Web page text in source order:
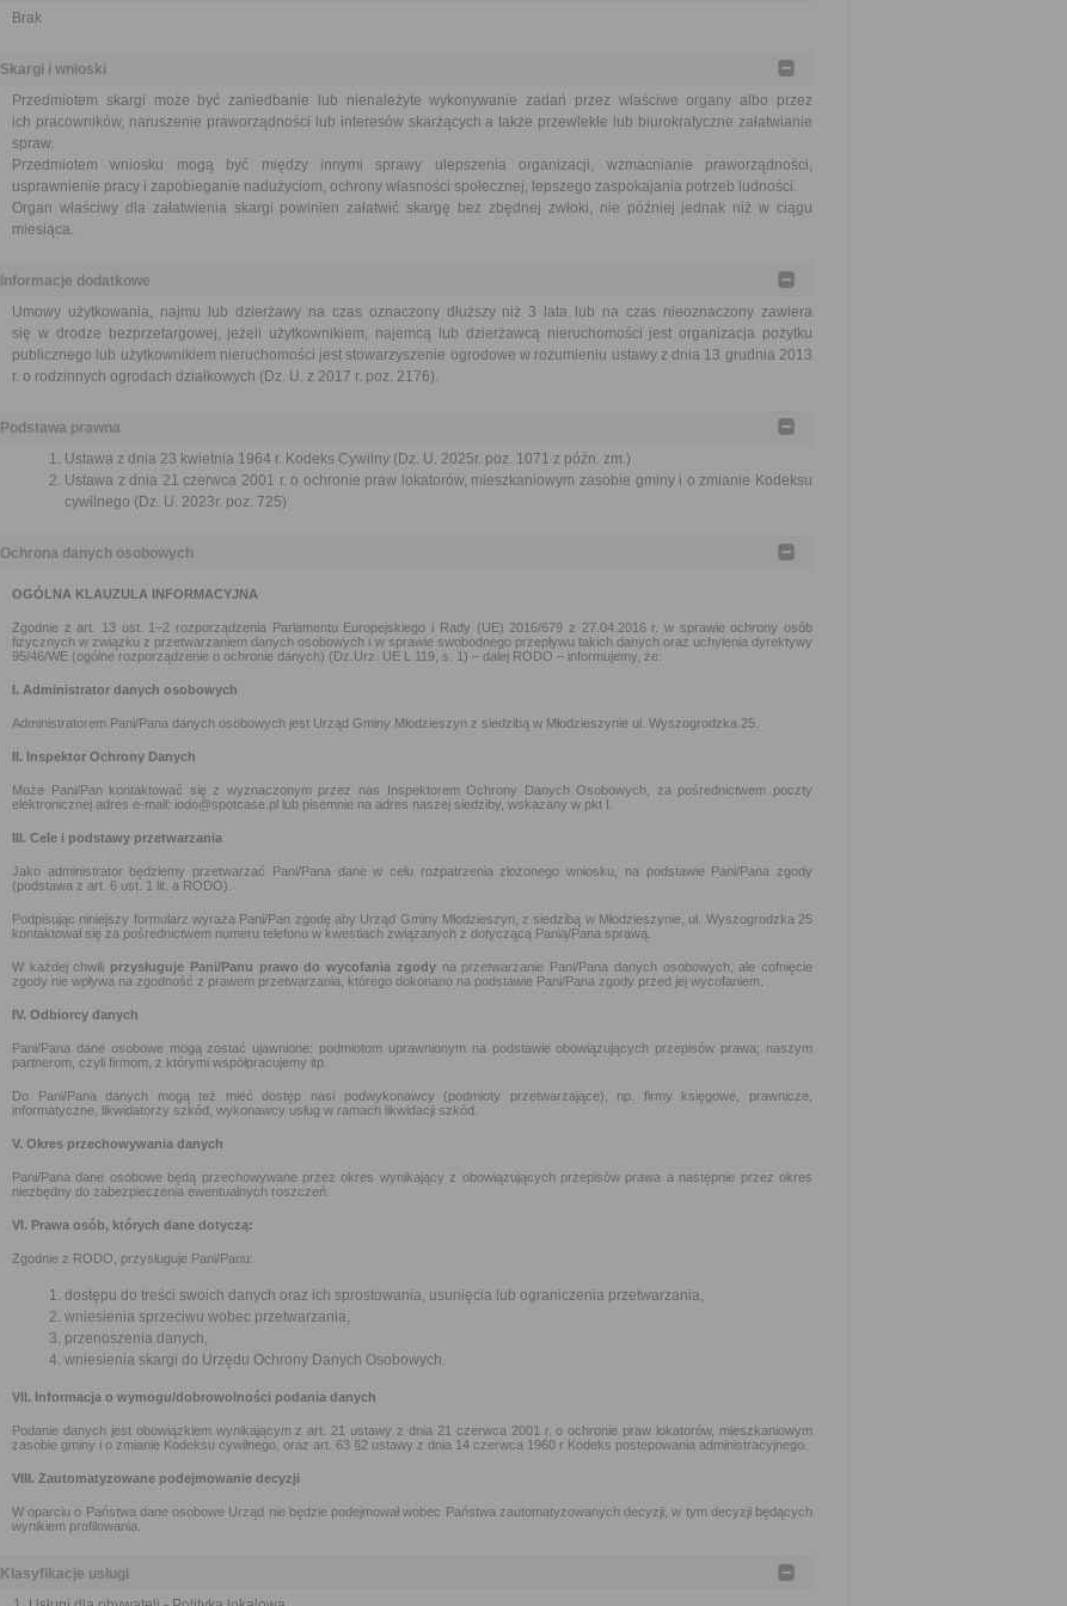
Brak
Skargi i wnioski
Przedmiotem skargi może być zaniedbanie lub nienależyte wykonywanie zadań przez właściwe organy albo przez
ich pracowników, naruszenie praworządności lub interesów skarżących a także przewlekłe lub biurokratyczne załatwianie
spraw.
Przedmiotem wniosku mogą być między innymi sprawy ulepszenia organizacji, wzmacnianie praworządności,
usprawnienie pracy i zapobieganie nadużyciom, ochrony własności społecznej, lepszego zaspokajania potrzeb ludności.
Organ właściwy dla załatwienia skargi powinien załatwić skargę bez zbędnej zwłoki, nie później jednak niż w ciągu
miesiąca.
Informacje dodatkowe
Umowy użytkowania, najmu lub dzierżawy na czas oznaczony dłuższy niż 3 lata lub na czas nieoznaczony zawiera
się w drodze bezprzetargowej, jeżeli użytkownikiem, najemcą lub dzierżawcą nieruchomości jest organizacja pożytku
publicznego lub użytkownikiem nieruchomości jest stowarzyszenie ogrodowe w rozumieniu ustawy z dnia 13 grudnia 2013
r. o rodzinnych ogrodach działkowych (Dz. U. z 2017 r. poz. 2176).
Podstawa prawna
Ustawa z dnia 23 kwietnia 1964 r. Kodeks Cywilny (Dz. U. 2025r. poz. 1071 z późn. zm.)
Ustawa z dnia 21 czerwca 2001 r. o ochronie praw lokatorów, mieszkaniowym zasobie gminy i o zmianie Kodeksu
cywilnego (Dz. U. 2023r. poz. 725)
Ochrona danych osobowych
OGÓLNA KLAUZULA INFORMACYJNA
Zgodnie z art. 13 ust. 1−2 rozporządzenia Parlamentu Europejskiego i Rady (UE) 2016/679 z 27.04.2016 r. w sprawie ochrony osób
fizycznych w związku z przetwarzaniem danych osobowych i w sprawie swobodnego przepływu takich danych oraz uchylenia dyrektywy
95/46/WE (ogólne rozporządzenie o ochronie danych) (Dz.Urz. UE L 119, s. 1) – dalej RODO − informujemy, że:
I. Administrator danych osobowych
Administratorem Pani/Pana danych osobowych jest Urząd Gminy Młodzieszyn z siedzibą w Młodzieszynie ul. Wyszogrodzka 25.
II. Inspektor Ochrony Danych
Może Pani/Pan kontaktować się z wyznaczonym przez nas Inspektorem Ochrony Danych Osobowych, za pośrednictwem poczty
elektronicznej adres e-mail: iodo@spotcase.pl lub pisemnie na adres naszej siedziby, wskazany w pkt I.
III. Cele i podstawy przetwarzania
Jako administrator będziemy przetwarzać Pani/Pana dane w celu rozpatrzenia złożonego wniosku, na podstawie Pani/Pana zgody
(podstawa z art. 6 ust. 1 lit. a RODO).
Podpisując niniejszy formularz wyraża Pani/Pan zgodę aby Urząd Gminy Młodzieszyn, z siedzibą w Młodzieszynie, ul. Wyszogrodzka 25
kontaktował się za pośrednictwem numeru telefonu w kwestiach związanych z dotyczącą Panią/Pana sprawą.
W każdej chwili przysługuje Pani/Panu prawo do wycofania zgodyna przetwarzanie Pani/Pana danych osobowych, ale cofnięcie
zgody nie wpływa na zgodność z prawem przetwarzania, którego dokonano na podstawie Pani/Pana zgody przed jej wycofaniem.
IV. Odbiorcy danych
Pani/Pana dane osobowe mogą zostać ujawnione: podmiotom uprawnionym na podstawie obowiązujących przepisów prawa; naszym
partnerom, czyli firmom, z którymi współpracujemy itp.
Do Pani/Pana danych mogą też mieć dostęp nasi podwykonawcy (podmioty przetwarzające), np. firmy księgowe, prawnicze,
informatyczne, likwidatorzy szkód, wykonawcy usług w ramach likwidacji szkód.
V. Okres przechowywania danych
Pani/Pana dane osobowe będą przechowywane przez okres wynikający z obowiązujących przepisów prawa a następnie przez okres
niezbędny do zabezpieczenia ewentualnych roszczeń.
VI. Prawa osób, których dane dotyczą:
Zgodnie z RODO, przysługuje Pani/Panu:
dostępu do treści swoich danych oraz ich sprostowania, usunięcia lub ograniczenia przetwarzania,
wniesienia sprzeciwu wobec przetwarzania,
przenoszenia danych,
wniesienia skargi do Urzędu Ochrony Danych Osobowych.
VII. Informacja o wymogu/dobrowolności podania danych
Podanie danych jest obowiązkiem wynikającym z art. 21 ustawy z dnia 21 czerwca 2001 r. o ochronie praw lokatorów, mieszkaniowym
zasobie gminy i o zmianie Kodeksu cywilnego, oraz art. 63 §2 ustawy z dnia 14 czerwca 1960 r Kodeks postepowania administracyjnego.
VIII. Zautomatyzowane podejmowanie decyzji
W oparciu o Państwa dane osobowe Urząd nie będzie podejmował wobec Państwa zautomatyzowanych decyzji, w tym decyzji będących
wynikiem profilowania.
Klasyfikacje usługi